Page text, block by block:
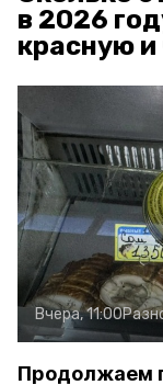
в 2026
красную
Вчера, 11:00
Продолжаем